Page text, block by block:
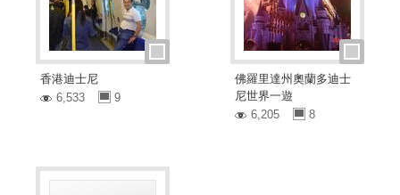
香港迪士尼
6,533
9
佛羅里達州奧蘭多迪士
尼世界一遊
6,205
8